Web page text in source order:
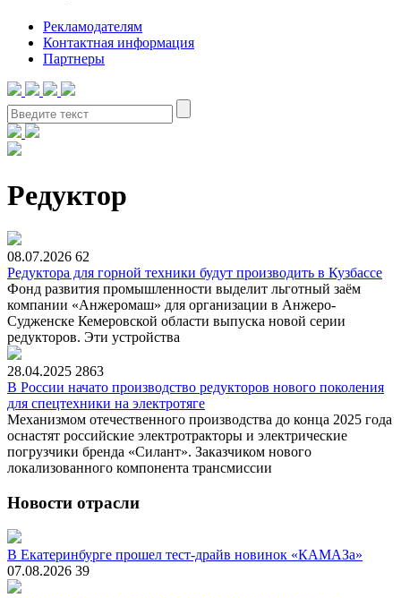
Рекламодателям
Контактная информация
Партнеры
Редуктор
08.07.2026 62
Редуктора для горной техники будут производить в Кузбассе
Фонд развития промышленности выделит льготный заём
компании «Анжеромаш» для организации в Анжеро-
Судженске Кемеровской области выпуска новой серии
редукторов. Эти устройства
28.04.2025 2863
В России начато производство редукторов нового поколения
для спецтехники на электротяге
Механизмом отечественного производства до конца 2025 года
оснастят российские электротракторы и электрические
погрузчики бренда «Силант». Заказчиком нового
локализованного компонента трансмиссии
Новости отрасли
В Екатеринбурге прошел тест-драйв новинок «КАМАЗа»
07.08.2026 39